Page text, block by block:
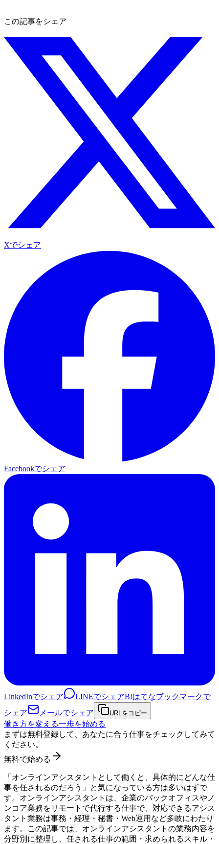
この記事をシェア
Xでシェア
Facebookでシェア
LinkedInでシェア LINEでシェアB!はてなブックマークで
シェア
メールでシェア URLをコピー
働き方を変える一歩を始める
まずは無料登録して、あなたに合う仕事をチェックしてみて
ください。
無料で始める
「オンラインアシスタントとして働くと、具体的にどんな仕
事を任されるのだろう」と気になっている方は多いはずで
す。オンラインアシスタントは、企業のバックオフィスやノ
ンコア業務をリモートで代行する仕事で、対応できるアシス
タント業務は事務・経理・秘書・Web運用など多岐にわたり
ます。この記事では、オンラインアシスタントの業務内容を
分野別に整理し、任される仕事の範囲・求められるスキル・